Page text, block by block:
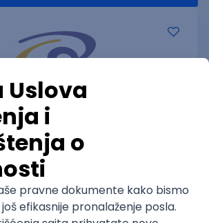
Application Developer
| Hibrid
Foundation
TypeScript
Microservices Senior